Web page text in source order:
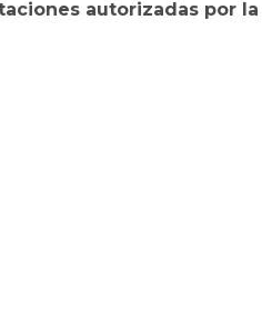
autorizadas por